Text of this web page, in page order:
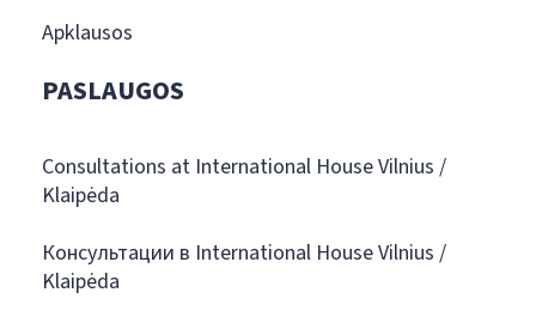
Apklausos
PASLAUGOS
Consultations at International House Vilnius /
Klaipėda
Консультации в International House Vilnius /
Klaipėda